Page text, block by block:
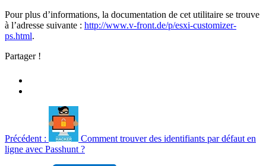
Pour plus d’informations, la documentation de cet utilitaire se trouve
à l’adresse suivante : http://www.v-front.de/p/esxi-customizer-
ps.html.
Partager !
Précédent :
Comment trouver des identifiants par défaut en
ligne avec Passhunt ?